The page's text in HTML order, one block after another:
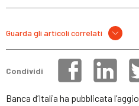
Guarda gli articoli correlati
Condividi
Banca d’Italia ha pubblicata